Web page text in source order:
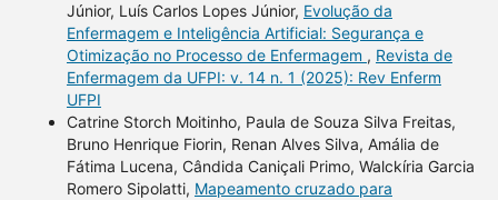
Júnior, Luís Carlos Lopes Júnior, Evolução da
Enfermagem e Inteligência Artificial: Segurança e
Otimização no Processo de Enfermagem , Revista de
Enfermagem da UFPI: v. 14 n. 1 (2025): Rev Enferm
UFPI
Catrine Storch Moitinho, Paula de Souza Silva Freitas,
Bruno Henrique Fiorin, Renan Alves Silva, Amália de
Fátima Lucena, Cândida Caniçali Primo, Walckíria Garcia
Romero Sipolatti, Mapeamento cruzado para